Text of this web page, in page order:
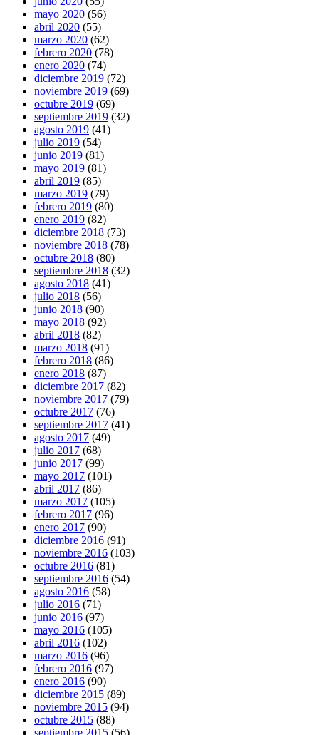
mayo 2020 (56)
abril 2020 (55)
marzo 2020 (62)
febrero 2020 (78)
enero 2020 (74)
diciembre 2019 (72)
noviembre 2019 (69)
octubre 2019 (69)
septiembre 2019 (32)
agosto 2019 (41)
julio 2019 (54)
junio 2019 (81)
mayo 2019 (81)
abril 2019 (85)
marzo 2019 (79)
febrero 2019 (80)
enero 2019 (82)
diciembre 2018 (73)
noviembre 2018 (78)
octubre 2018 (80)
septiembre 2018 (32)
agosto 2018 (41)
julio 2018 (56)
junio 2018 (90)
mayo 2018 (92)
abril 2018 (82)
marzo 2018 (91)
febrero 2018 (86)
enero 2018 (87)
diciembre 2017 (82)
noviembre 2017 (79)
octubre 2017 (76)
septiembre 2017 (41)
agosto 2017 (49)
julio 2017 (68)
junio 2017 (99)
mayo 2017 (101)
abril 2017 (86)
marzo 2017 (105)
febrero 2017 (96)
enero 2017 (90)
diciembre 2016 (91)
noviembre 2016 (103)
octubre 2016 (81)
septiembre 2016 (54)
agosto 2016 (58)
julio 2016 (71)
junio 2016 (97)
mayo 2016 (105)
abril 2016 (102)
marzo 2016 (96)
febrero 2016 (97)
enero 2016 (90)
diciembre 2015 (89)
noviembre 2015 (94)
octubre 2015 (88)
septiembre 2015 (56)